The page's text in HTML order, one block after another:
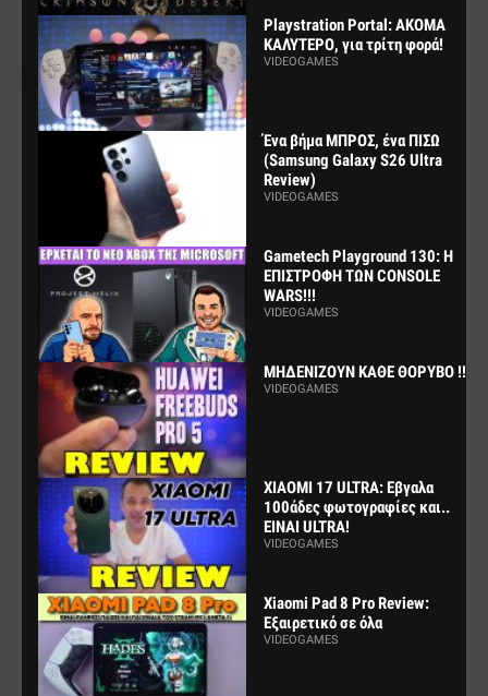
Playstration Portal: ΑΚΟΜΑ
ΚΑΛΥΤΕΡΟ, για τρίτη φορά!
VIDEOGAMES
Ένα βήμα ΜΠΡΟΣ, ένα ΠΙΣΩ
(Samsung Galaxy S26 Ultra
Review)
VIDEOGAMES
Gametech Playground 130: Η
ΕΠΙΣΤΡΟΦΗ ΤΩΝ CONSOLE
WARS!!!
VIDEOGAMES
ΜΗΔΕΝΙΖΟΥΝ ΚΑΘΕ ΘΟΡΥΒΟ !!!
VIDEOGAMES
XIAOMI 17 ULTRA: Εβγαλα
100άδες φωτογραφίες και..
ΕΙΝΑΙ ULTRA!
VIDEOGAMES
Xiaomi Pad 8 Pro Review:
Εξαιρετικό σε όλα
VIDEOGAMES